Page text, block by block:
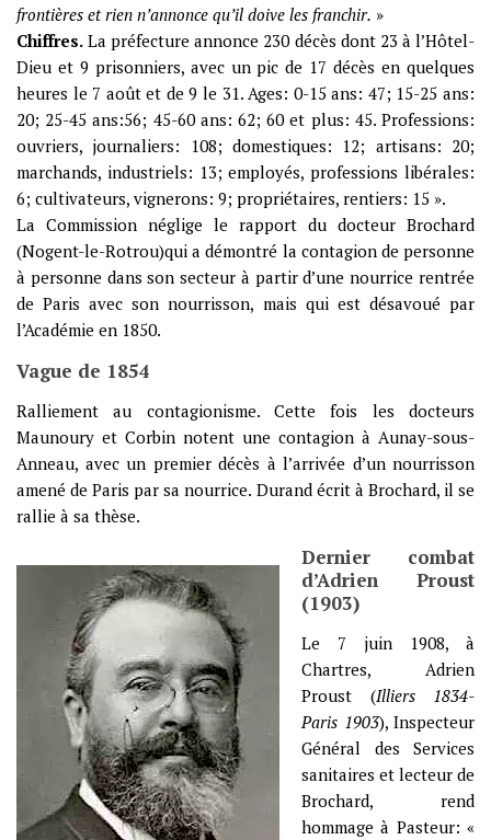
frontières et rien n’annonce qu’il doive les franchir. »
Chiffres. La préfecture annonce 230 décès dont 23 à l’Hôtel-
Dieu et 9 prisonniers, avec un pic de 17 décès en quelques
heures le 7 août et de 9 le 31. Ages: 0-15 ans: 47; 15-25 ans:
20; 25-45 ans:56; 45-60 ans: 62; 60 et plus: 45. Professions:
ouvriers, journaliers: 108; domestiques: 12; artisans: 20;
marchands, industriels: 13; employés, professions libérales:
6; cultivateurs, vignerons: 9; propriétaires, rentiers: 15 ».
La Commission néglige le rapport du docteur Brochard
(Nogent-le-Rotrou)qui a démontré la contagion de personne
à personne dans son secteur à partir d’une nourrice rentrée
de Paris avec son nourrisson, mais qui est désavoué par
l’Académie en 1850.
Vague de 1854
Ralliement au contagionisme. Cette fois les docteurs
Maunoury et Corbin notent une contagion à Aunay-sous-
Anneau, avec un premier décès à l’arrivée d’un nourrisson
amené de Paris par sa nourrice. Durand écrit à Brochard, il se
rallie à sa thèse.
Dernier combat
d’Adrien Proust
(1903)
Le 7 juin 1908, à
Chartres, Adrien
Proust (Illiers 1834-
Paris 1903), Inspecteur
Général des Services
sanitaires et lecteur de
Brochard, rend
hommage à Pasteur: «